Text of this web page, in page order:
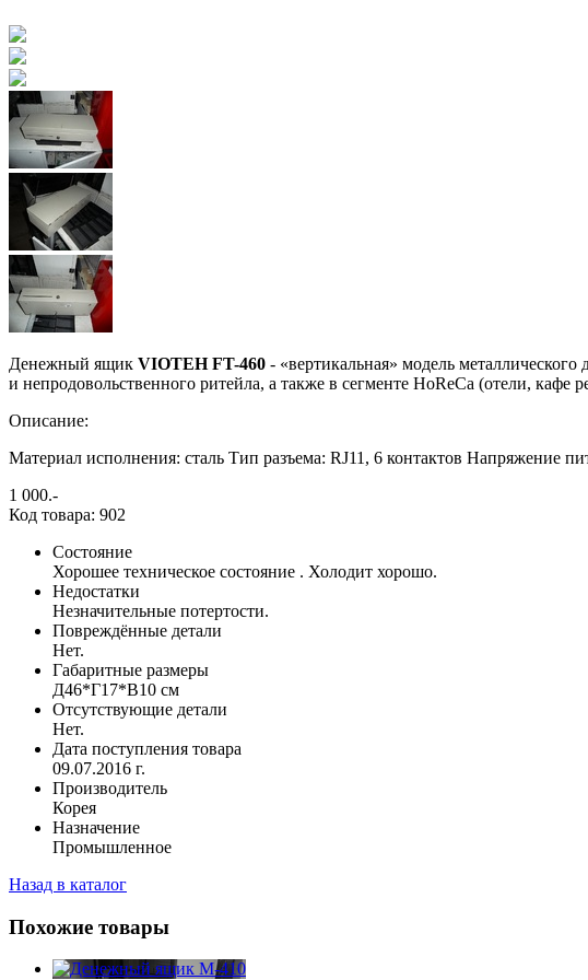
Денежный ящик VIOTEH FT-460 - «вертикальная» модель
и непродовольственного ритейла, а также в сегменте HoReCa (отели, кафе
Описание:
Материал исполнения: сталь Тип разъема: RJ11, 6 контактов Напряжение
1 000.-
Код товара: 902
Состояние
Хорошее техническое состояние . Холодит хорошо.
Недостатки
Незначительные потертости.
Повреждённые детали
Нет.
Габаритные размеры
Д46*Г17*В10 см
Отсутствующие детали
Нет.
Дата поступления товара
09.07.2016 г.
Производитель
Корея
Назначение
Промышленное
Назад в каталог
Похожие товары